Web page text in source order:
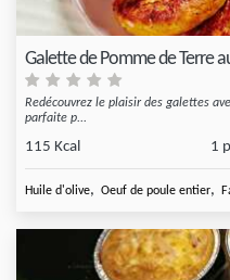
Galette de Pomme de Terre
Redécouvrez le plaisir des galettes
parfaite p...
115 Kcal 1
Huile d'olive, Oeuf de poule entier,